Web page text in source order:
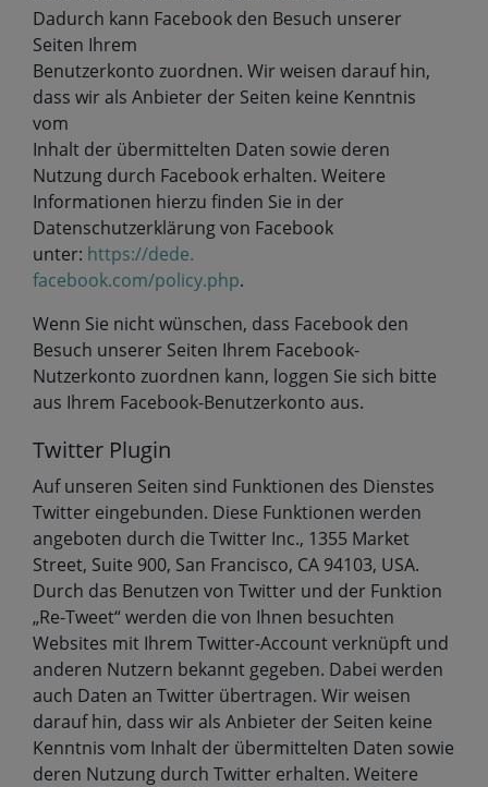
Dadurch kann Facebook den Besuch unserer
Seiten Ihrem
Benutzerkonto zuordnen. Wir weisen darauf hin,
dass wir als Anbieter der Seiten keine Kenntnis
vom
Inhalt der übermittelten Daten sowie deren
Nutzung durch Facebook erhalten. Weitere
Informationen hierzu finden Sie in der
Datenschutzerklärung von Facebook
unter: https://dede.
facebook.com/policy.php.
Wenn Sie nicht wünschen, dass Facebook den
Besuch unserer Seiten Ihrem Facebook-
Nutzerkonto zuordnen kann, loggen Sie sich bitte
aus Ihrem Facebook-Benutzerkonto aus.
Twitter Plugin
Auf unseren Seiten sind Funktionen des Dienstes
Twitter eingebunden. Diese Funktionen werden
angeboten durch die Twitter Inc., 1355 Market
Street, Suite 900, San Francisco, CA 94103, USA.
Durch das Benutzen von Twitter und der Funktion
„Re-Tweet“ werden die von Ihnen besuchten
Websites mit Ihrem Twitter-Account verknüpft und
anderen Nutzern bekannt gegeben. Dabei werden
auch Daten an Twitter übertragen. Wir weisen
darauf hin, dass wir als Anbieter der Seiten keine
Kenntnis vom Inhalt der übermittelten Daten sowie
deren Nutzung durch Twitter erhalten. Weitere